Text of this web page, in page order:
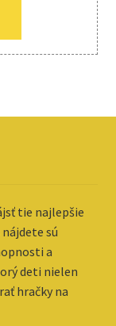
tie najlepšie
sú
a
deti nielen
hračky na